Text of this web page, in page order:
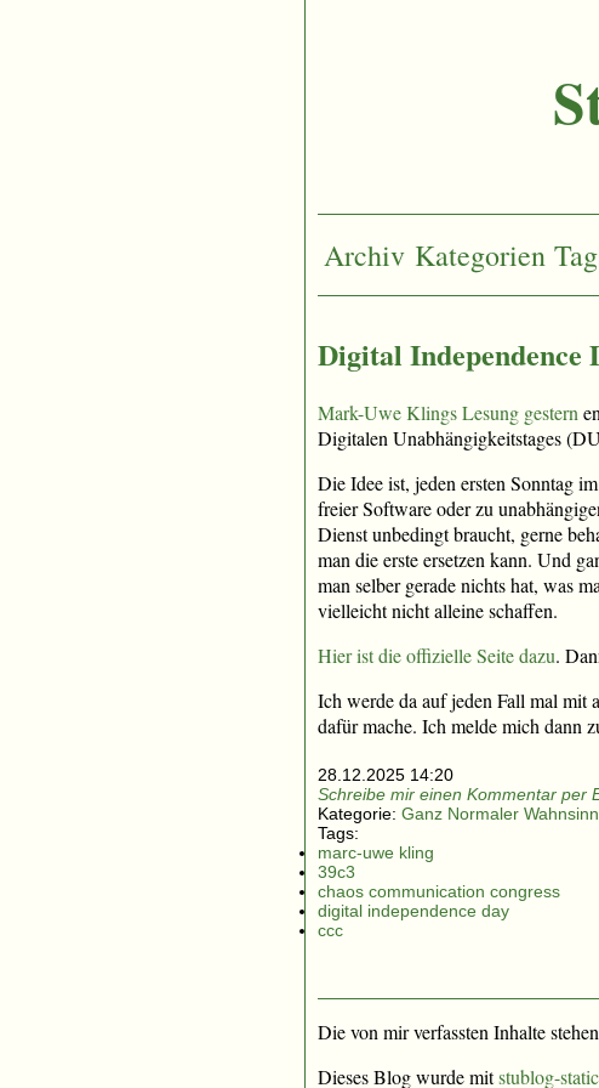
Archiv Kategorien
Digital Independence
Mark-Uwe Klings Lesung gestern
Digitalen Unabhängigkeitstages
Die Idee ist, jeden ersten Sonntag
freier Software oder zu
Dienst unbedingt braucht, gerne
man die erste ersetzen kann. Und
man selber gerade nichts hat, was
vielleicht nicht alleine schaffen.
Hier ist die offizielle Seite dazu.
Ich werde da auf jeden Fall mal mit
dafür mache. Ich melde mich dann
28.12.2025 14:20
Schreibe mir einen Kommentar per
Kategorie: Ganz Normaler Wahnsinn
Tags:
marc-uwe kling
39c3
chaos communication congress
digital independence day
ccc
Die von mir verfassten Inhalte
Dieses Blog wurde mitstublog-static